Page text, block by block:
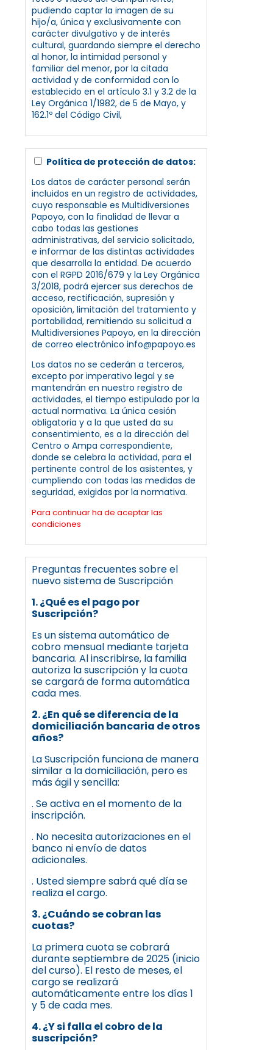
pudiendo captar la imagen de su
hijo/a, única y exclusivamente con
carácter divulgativo y de interés
cultural, guardando siempre el derecho
al honor, la intimidad personal y
familiar del menor, por la citada
actividad y de conformidad con lo
establecido en el artículo 3.1 y 3.2 de la
Ley Orgánica 1/1982, de 5 de Mayo, y
162.1º del Código Civil,
Política de protección de datos:
Los datos de carácter personal serán
incluidos en un registro de actividades,
cuyo responsable es Multidiversiones
Papoyo, con la finalidad de llevar a
cabo todas las gestiones
administrativas, del servicio solicitado,
e informar de las distintas actividades
que desarrolla la entidad. De acuerdo
con el RGPD 2016/679 y la Ley Orgánica
3/2018, podrá ejercer sus derechos de
acceso, rectificación, supresión y
oposición, limitación del tratamiento y
portabilidad, remitiendo su solicitud a
Multidiversiones Papoyo, en la dirección
de correo electrónico info@papoyo.es
Los datos no se cederán a terceros,
excepto por imperativo legal y se
mantendrán en nuestro registro de
actividades, el tiempo estipulado por la
actual normativa. La única cesión
obligatoria y a la que usted da su
consentimiento, es a la dirección del
Centro o Ampa correspondiente,
donde se celebra la actividad, para el
pertinente control de los asistentes, y
cumpliendo con todas las medidas de
seguridad, exigidas por la normativa.
Para continuar ha de aceptar las
condiciones
Preguntas frecuentes sobre el
nuevo sistema de Suscripción
1. ¿Qué es el pago por
Suscripción?
Es un sistema automático de
cobro mensual mediante tarjeta
bancaria. Al inscribirse, la familia
autoriza la suscripción y la cuota
se cargará de forma automática
cada mes.
2. ¿En qué se diferencia de la
domiciliación bancaria de otros
años?
La Suscripción funciona de manera
similar a la domiciliación, pero es
más ágil y sencilla:
. Se activa en el momento de la
inscripción.
. No necesita autorizaciones en el
banco ni envío de datos
adicionales.
. Usted siempre sabrá qué día se
realiza el cargo.
3. ¿Cuándo se cobran las
cuotas?
La primera cuota se cobrará
durante septiembre de 2025 (inicio
del curso). El resto de meses, el
cargo se realizará
automáticamente entre los días 1
y 5 de cada mes.
4. ¿Y si falla el cobro de la
suscripción?